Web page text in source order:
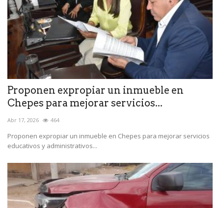
Proponen expropiar un inmueble en
Chepes para mejorar servicios...
Abr 17, 2026 464
Proponen expropiar un inmueble en Chepes para mejorar servicios
educativos y administrativos...